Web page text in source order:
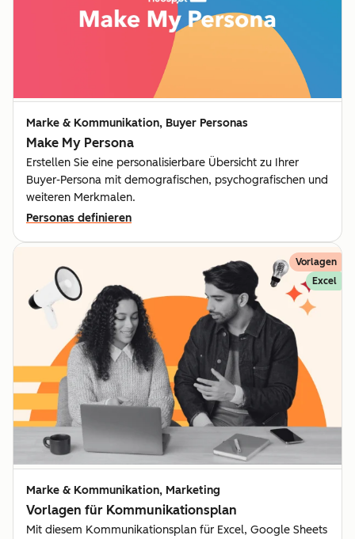
Marke & Kommunikation, Buyer Personas
Make My Persona
Erstellen Sie eine personalisierbare Übersicht zu Ihrer
Buyer-Persona mit demografischen, psychografischen und
weiteren Merkmalen.
Personas definieren
Vorlagen
Excel
Marke & Kommunikation, Marketing
Vorlagen für Kommunika­tionsplan
Mit diesem Kommunikationsplan für Excel, Google Sheets